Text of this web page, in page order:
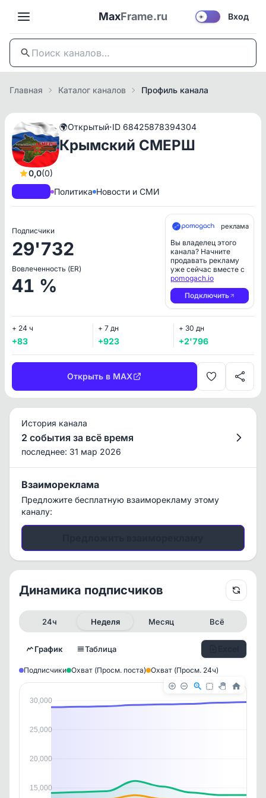
MaxFrame.ru ☀️ Вход
Главная Каталог каналов Профиль канала
0,0(0)
🌍Открытый·ID 68425878394304
Крымский СМЕРШ
Политика Новости и СМИ
Подписчики
29'732
Вовлеченность (ER)
41 %
реклама
Вы владелец этого
канала? Начните
продавать рекламу
уже сейчас вместе с
pomogach.io
Подключить
+ 24 ч
+83
+ 7 дн
+923
+ 30 дн
+2'796
Открыть в MAX
История канала
2 события за всё время
последнее: 31 мар 2026
Взаимореклама
Предложите бесплатную взаиморекламу этому
каналу:
✕ ✕
✕
✕
Динамика подписчиков
24ч Неделя Месяц Всё
График Таблица
Подписчики Охват (Просм. поста) Охват (Просм. 24ч)
30,000
25,000
20,000
15,000